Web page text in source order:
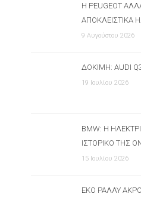
Η PEUGEOT
ΑΠΟΚΛΕΙΣΤΙΚΆ
9 Αυγούστου 2026
ΔΟΚΙΜΉ: AUDI
19 Ιουλίου 2026
BMW: Η
ΙΣΤΟΡΙΚΌ ΤΗΣ
15 Ιουλίου 2026
ΕΚΟ ΡΆΛΛΥ